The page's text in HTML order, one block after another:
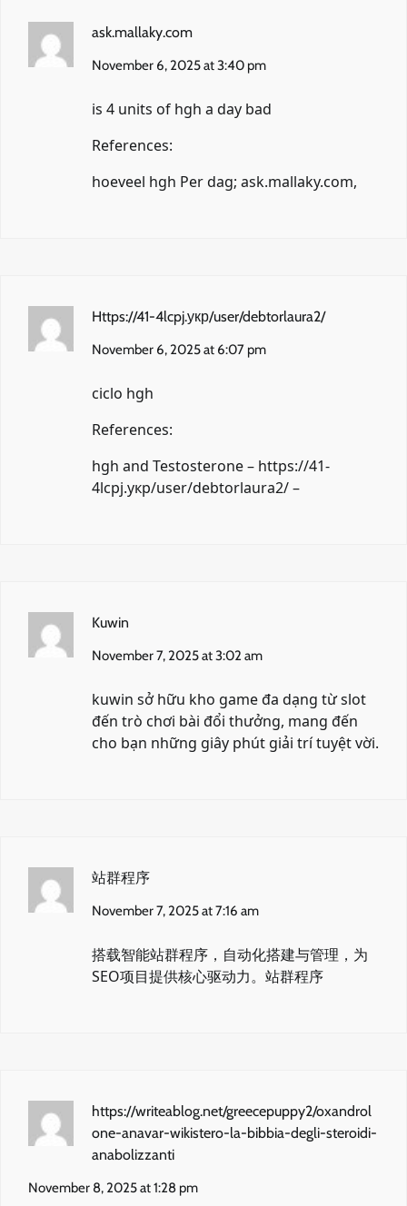
ask.mallaky.com
November 6, 2025 at 3:40 pm
is 4 units of hgh a day bad
References:
hoeveel hgh Per dag; ask.mallaky.com,
Https://41-4lcpj.укр/user/debtorlaura2/
November 6, 2025 at 6:07 pm
ciclo hgh
References:
hgh and Testosterone – https://41-
4lcpj.укр/user/debtorlaura2/–
Kuwin
November 7, 2025 at 3:02 am
kuwin sở hữu kho game đa dạng từ slot
đến trò chơi bài đổi thưởng, mang đến
cho bạn những giây phút giải trí tuyệt vời.
站群程序
November 7, 2025 at 7:16 am
搭载智能站群程序，自动化搭建与管理，为
SEO项目提供核心驱动力。 站群程序
https://writeablog.net/greecepuppy2/oxandrol
one-anavar-wikistero-la-bibbia-degli-steroidi-
anabolizzanti
November 8, 2025 at 1:28 pm